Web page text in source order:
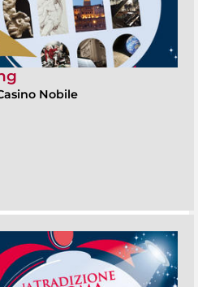
Nobile